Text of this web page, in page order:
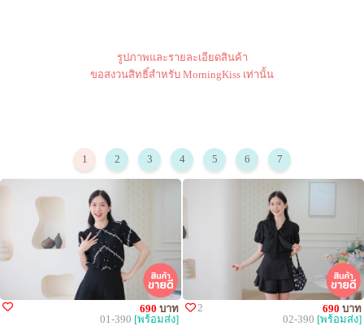
รูปภาพและรายละเอียดสินค้า
ขอสงวนสิทธิ์สำหรับ MorningKiss เท่านั้น
1 2 3 4 5 6 7
690 บาท
01-390 [พร้อมส่ง]
2 690 บาท
02-390 [พร้อมส่ง]